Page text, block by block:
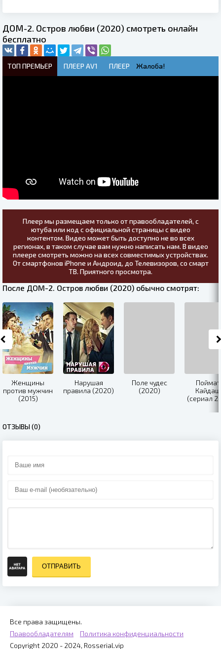
ДОМ-2. Остров любви (2020) смотреть онлайн
бесплатно
ТОП ПРЕМЬЕР ПЛЕЕР AV1 ПЛЕЕР Жалоба!
Плеер мы размещаем только от правообладателей, с
ютуба или код с официальной страницы с видео
контентом. Видео может быть доступно не во всех
регионах, в таком случае вам нужно написать нам. В видео
плеере смотреть можно на всех совместимых устройствах.
От смартфонов iPhone и Андроид, до Телевизоров, со смарт
ТВ. Приятного просмотра.
После ДОМ-2. Остров любви (2020) обычно смотрят:
Женщины
против мужчин
(2015)
Нарушая
правила (2020)
Поле чудес
(2020)
(сериал
ОТЗЫВЫ (0)
ОТПРАВИТЬ
Все права защищены.
Правообладателям
Политика конфиденциальности
Copyright 2020 - 2024, Rosserial.vip